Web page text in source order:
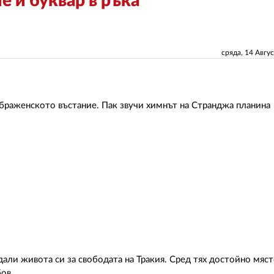
сряда, 14
въстание. Пак звучи химнът на Странджа планина
живота си за свободата на Тракия. Сред тях достойно